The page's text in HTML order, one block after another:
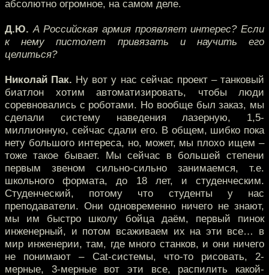
абсолютно огромное, на самом деле.
Д.Ю. А Российская армия проявляет интерес? Если
к нему пистолет привязать и научить его
целиться?
Николай Пак. Ну вот у нас сейчас проект – танковый
биатлон хотим автоматизировать, чтобы люди
соревновались с роботами. Но вообще был заказ, мы
сделали систему наведения лазерную, 1,5-
миллионную, сейчас сдали его. В общем, шибко пока
нету большого интереса, но, может, мы плохо ищем –
тоже такое бывает. Мы сейчас в большей степени
первым звеном сильно-сильно занимаемся, т.е.
школьного формата, до 18 лет, и студенческим.
Студенческий, потому что студенты у нас
преподаватели. Они одновременно ничего не знают,
мы им быстро школу бойца даём, первый пинок
инженерный, и потом всаживаем их на эти все… в
мир инженерии, там, где много станков, и они ничего
не понимают – Cat-системы, что-то рисовать, 2-
мерные, 3-мерные вот эти все, распилить какой-